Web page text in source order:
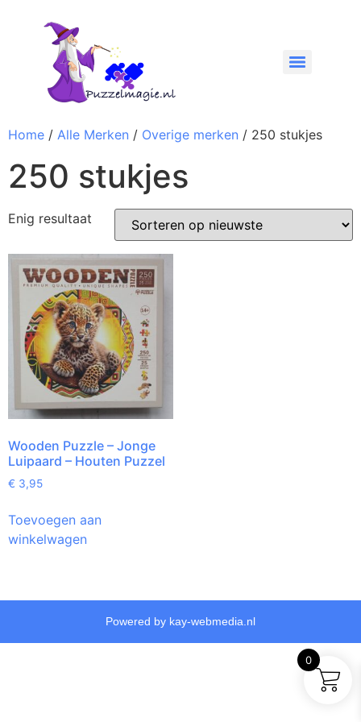
Home / Alle Merken / Overige merken / 250 stukjes
250 stukjes
Enig resultaat
Wooden Puzzle – Jonge
Luipaard – Houten Puzzel
€ 3,95
Toevoegen aan
winkelwagen
Powered by kay-webmedia.nl
0